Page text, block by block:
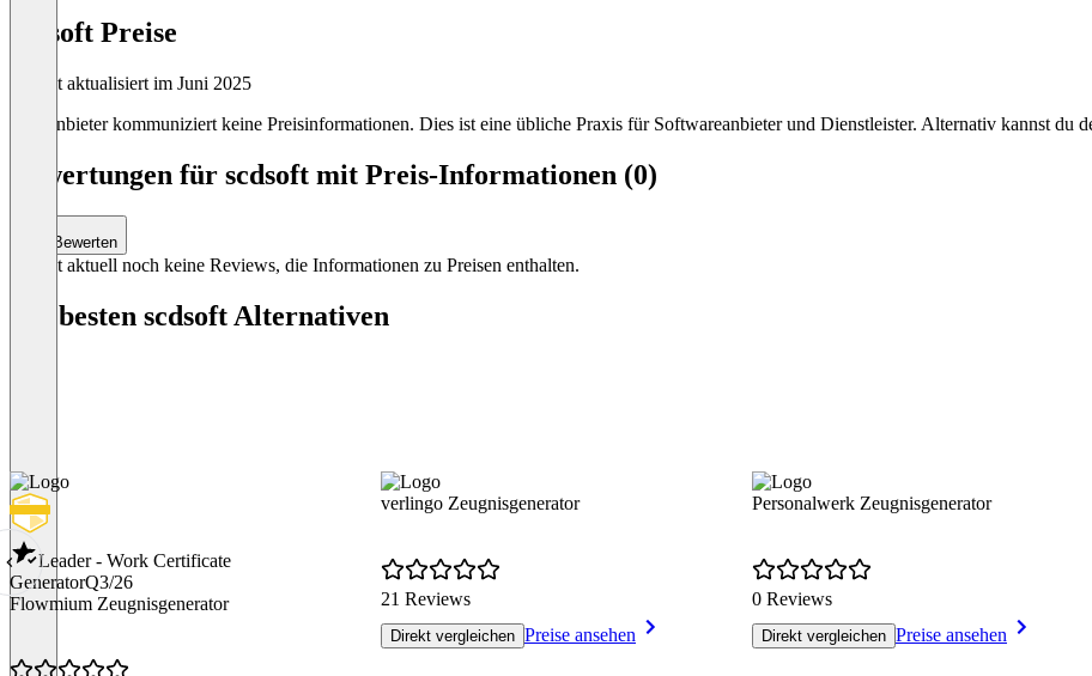
scdsoft Preise
Zuletzt aktualisiert im Juni 2025
Der Anbieter kommuniziert keine Preisinformationen. Dies ist eine übliche Praxis für Softwareanbieter und Dienstleister. Alternativ kannst du
Bewertungen für scdsoft mit Preis-Informationen (0)
Bewerten
Es gibt aktuell noch keine Reviews, die Informationen zu Preisen enthalten.
Die besten scdsoft Alternativen
Leader - Work Certificate
GeneratorQ3/26
Flowmium Zeugnisgenerator
verlingo Zeugnisgenerator
21 Reviews
Direkt vergleichen Preise ansehen
Personalwerk Zeugnisgenerator
0 Reviews
Direkt vergleichen Preise ansehen